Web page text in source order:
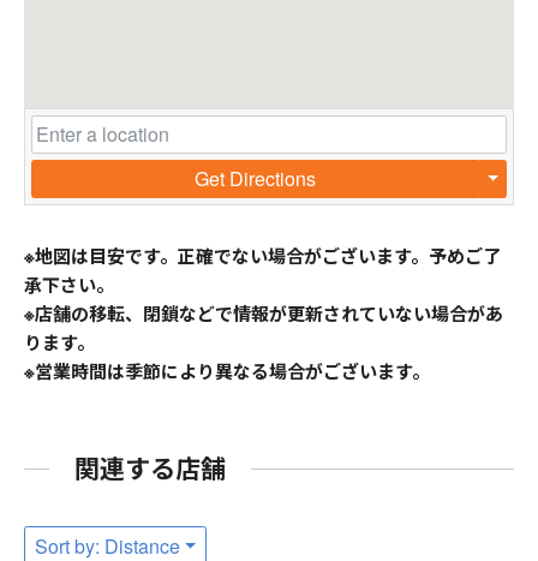
Get Directions
※地図は目安です。正確でない場合がございます。予めご了
承下さい。
※店舗の移転、閉鎖などで情報が更新されていない場合があ
ります。
※営業時間は季節により異なる場合がございます。
関連する店舗
Sort by: Distance